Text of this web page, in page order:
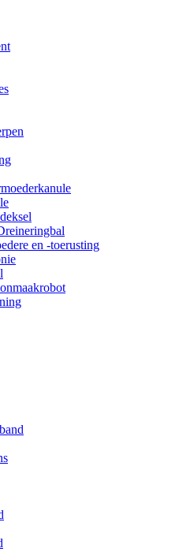
en -toerusting